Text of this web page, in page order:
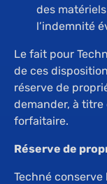
des
l’indemnité
Le fait pour
de ces
réserve de
demander, à
forfaitaire.
Réserve de
Techné